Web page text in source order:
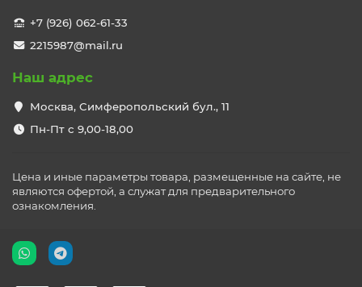
+7 (926) 062-61-33
2215987@mail.ru
Наш адрес
Москва, Симферопольский бул., 11
Пн-Пт с 9,00-18,00
Цена и иные параметры товара, размещенные на сайте, не
являются офертой, а служат для предварительного
ознакомления.